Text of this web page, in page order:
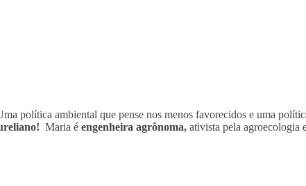
política ambiental que pense nos menos favorecidos e uma
Maria é engenheira agrônoma, ativista pela agroecologia